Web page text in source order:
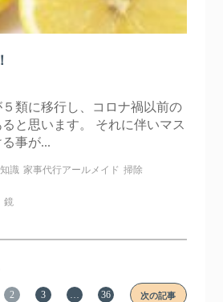
類に移行し、コロナ禍以前の
と思います。 それに伴いマス
事が...
識 家事代行アールメイド 掃除
鏡
2 3 … 36 次の記事